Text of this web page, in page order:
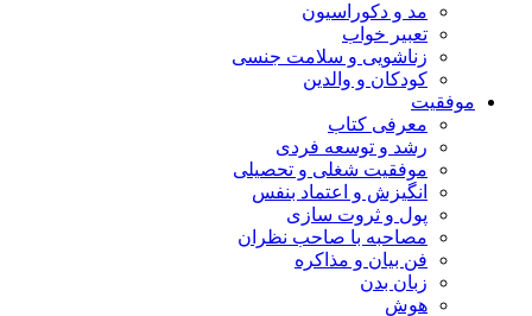
مد و دکوراسیون
تعبیر خواب
زناشویی و سلامت جنسی
کودکان و والدین
موفقیت
معرفی کتاب
رشد و توسعه فردی
موفقیت شغلی و تحصیلی
انگیزش و اعتماد بنفس
پول و ثروت سازی
مصاحبه با صاحب نظران
فن بیان و مذاکره
زبان بدن
هوش